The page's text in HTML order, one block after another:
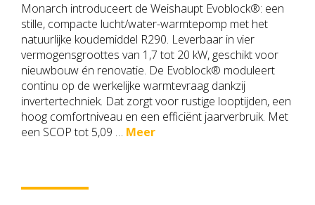
Monarch introduceert de Weishaupt Evoblock®: een
stille, compacte lucht/water-warmtepomp met het
natuurlijke koudemiddel R290. Leverbaar in vier
vermogensgroottes van 1,7 tot 20 kW, geschikt voor
nieuwbouw én renovatie. De Evoblock® moduleert
continu op de werkelijke warmtevraag dankzij
invertertechniek. Dat zorgt voor rustige looptijden, een
hoog comfortniveau en een efficiënt jaarverbruik. Met
een SCOP tot 5,09 … Meer